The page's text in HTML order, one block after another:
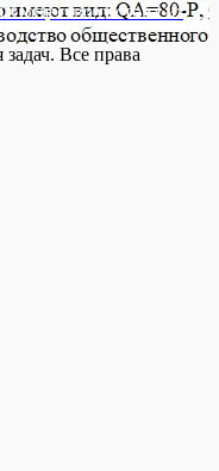
Общество состоит из
Все права